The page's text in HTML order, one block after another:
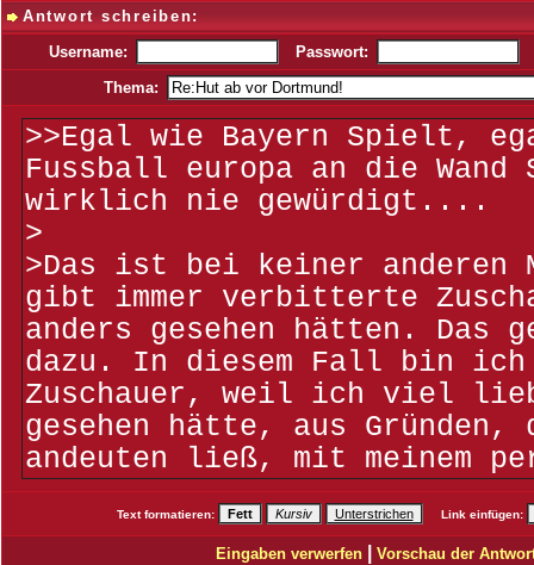
Antwort schreiben:
Username:
Passwort:
Thema:
Text formatieren: Link einfügen:
Eingaben verwerfen| Vorschau der